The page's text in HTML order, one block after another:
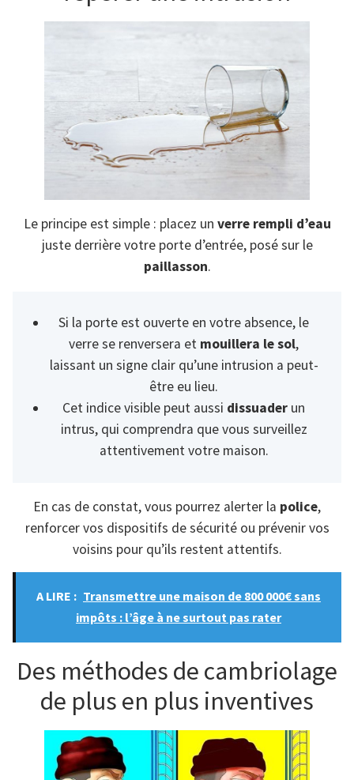
Le principe est simple : placez un verre rempli d’eau
juste derrière votre porte d’entrée, posé sur le
paillasson.
Si la porte est ouverte en votre absence, le
verre se renversera et mouillera le sol,
laissant un signe clair qu’une intrusion a peut-
être eu lieu.
Cet indice visible peut aussi dissuader un
intrus, qui comprendra que vous surveillez
attentivement votre maison.
En cas de constat, vous pourrez alerter la police,
renforcer vos dispositifs de sécurité ou prévenir vos
voisins pour qu’ils restent attentifs.
A LIRE : Transmettre une maison de 800 000€ sans
impôts : l’âge à ne surtout pas rater
Des méthodes de cambriolage
de plus en plus inventives